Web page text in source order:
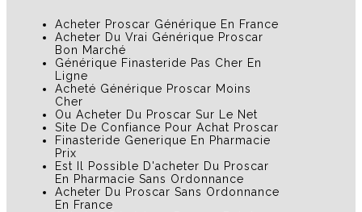
Acheter Proscar Générique En France
Acheter Du Vrai Générique Proscar
Bon Marché
Générique Finasteride Pas Cher En
Ligne
Acheté Générique Proscar Moins
Cher
Ou Acheter Du Proscar Sur Le Net
Site De Confiance Pour Achat Proscar
Finasteride Generique En Pharmacie
Prix
Est Il Possible D'acheter Du Proscar
En Pharmacie Sans Ordonnance
Acheter Du Proscar Sans Ordonnance
En France